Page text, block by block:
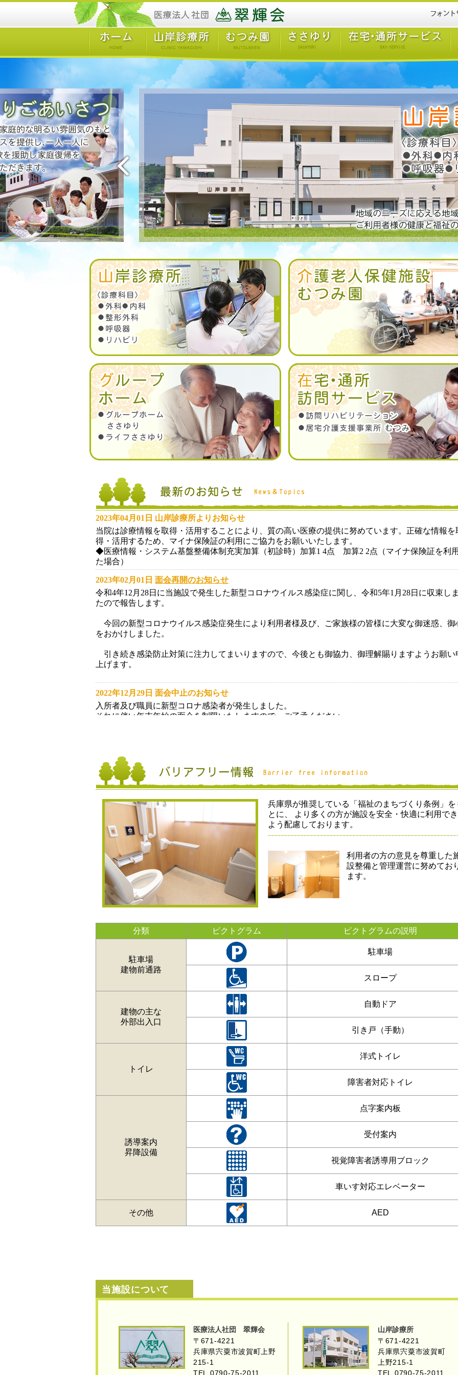
兵庫県が推奨している「福祉のまちづくり条例」を
とに、 より多くの方が施設を安全・快適に利用で
よう配慮しております。
利用者の方の意見を尊重した
設整備と管理運営に努めてお
ます。
分類 ピクトグラム ピクトグラムの説明
駐車場
建物前通路
駐車場
スロープ
建物の主な
外部出入口
自動ドア
引き戸（手動）
トイレ
洋式トイレ
障害者対応トイレ
誘導案内
昇降設備
点字案内板
受付案内
視覚障害者誘導用ブロック
車いす対応エレベーター
その他 AED
当施設について
医療法人社団 翠輝会
〒671-4221
兵庫県宍粟市波賀町上野
215-1
TEL 0790-75-2011
山岸診療所
〒671-4221
兵庫県宍粟市波賀町
上野215-1
TEL 0790-75-2011